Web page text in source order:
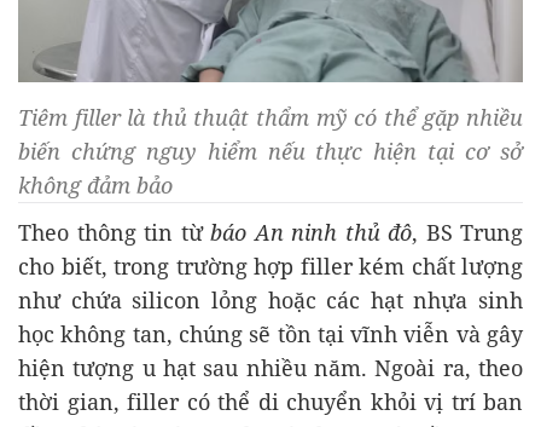
Tiêm filler là thủ thuật thẩm mỹ có thể gặp nhiều
biến chứng nguy hiểm nếu thực hiện tại cơ sở
không đảm bảo
Theo thông tin từbáo An ninh thủ đô, BS Trung
cho biết, trong trường hợp filler kém chất lượng
như chứa silicon lỏng hoặc các hạt nhựa sinh
học không tan, chúng sẽ tồn tại vĩnh viễn và gây
hiện tượng u hạt sau nhiều năm. Ngoài ra, theo
thời gian, filler có thể di chuyển khỏi vị trí ban